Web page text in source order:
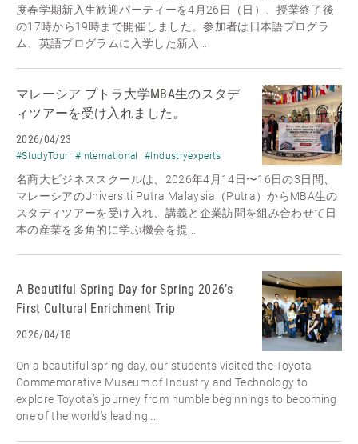
度春学期新入生歓迎パーティーを4月26日（日）、授業終了後
の17時から19時まで開催しました。参加者は日本語プログラ
ム、英語プログラムに入学した新入...
マレーシア プトラ大学MBA生のスタデ
ィツアーを受け入れました。
2026/04/23
#StudyTour #International #Industryexperts
名商大ビジネススクールは、2026年4月14日〜16日の3日間、
マレーシアのUniversiti Putra Malaysia（Putra）からMBA生の
スタディツアーを受け入れ、講義と企業訪問を組み合わせて日
本の産業を多角的に学ぶ機会を提...
A Beautiful Spring Day for Spring 2026’s
First Cultural Enrichment Trip
2026/04/18
On a beautiful spring day, our students visited the Toyota
Commemorative Museum of Industry and Technology to
explore Toyota’s journey from humble beginnings to becoming
one of the world’s leading ...